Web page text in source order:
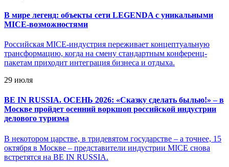
В мире легенд: объекты сети LEGENDA с уникальными
MICE-возможностями
Российская MICE-индустрия переживает концептуальную
трансформацию, когда на смену стандартным конференц-
пакетам приходит интеграция бизнеса и отдыха.
29 июля
BE IN RUSSIA. ОСЕНЬ 2026: «Сказку сделать былью!» – в
Москве пройдет осенний воркшоп российской индустрии
делового туризма
В некотором царстве, в тридевятом государстве – а точнее, 15
октября в Москве – представители индустрии MICE снова
встретятся на BE IN RUSSIA.